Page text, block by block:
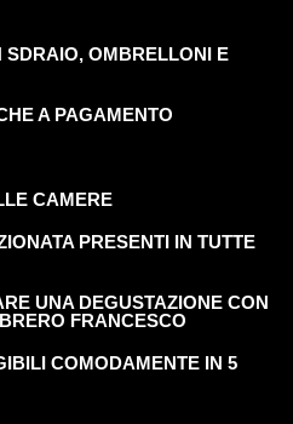
SDRAIO, OMBRELLONI E
A PAGAMENTO
CAMERE
PRESENTI IN TUTTE
UNA DEGUSTAZIONE CON
FRANCESCO
COMODAMENTE IN 5